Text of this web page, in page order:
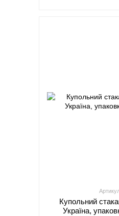
Купольний
Україна,